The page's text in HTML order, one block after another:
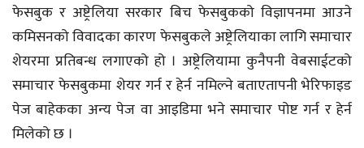
फेसबुक र अष्ट्रेलिया सरकार बिच फेसबुकको विज्ञापनमा आउने
कमिसनको विवादका कारण फेसबुकले अष्ट्रेलियाका लागि समाचार
शेयरमा प्रतिबन्ध लगाएको हो । अष्ट्रेलियामा कुनैपनी वेबसाईटको
समाचार फेसबुकमा शेयर गर्न र हेर्न नमिल्ने बताएतापनी भेरिफाइड
पेज बाहेकका अन्य पेज वा आइडिमा भने समाचार पोष्ट गर्न र हेर्न
मिलेको छ ।